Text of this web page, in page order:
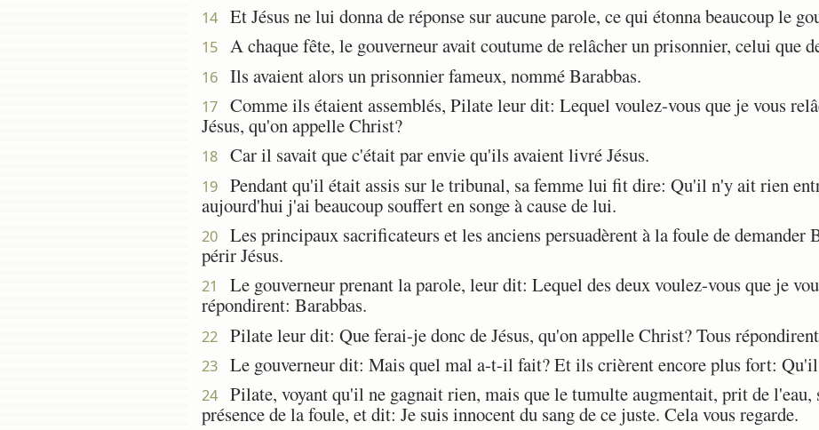
14 Et Jésus ne lui donna de réponse sur aucune parole, ce qui étonna beaucoup le
15 A chaque fête, le gouverneur avait coutume de relâcher un prisonnier, celui que
16 Ils avaient alors un prisonnier fameux, nommé Barabbas.
17
Comme ils étaient assemblés, Pilate leur dit: Lequel voulez-vous que je vous
Jésus, qu'on appelle Christ?
18 Car il savait que c'était par envie qu'ils avaient livré Jésus.
19
Pendant qu'il était assis sur le tribunal, sa femme lui fit dire: Qu'il n'y ait rien
aujourd'hui j'ai beaucoup souffert en songe à cause de lui.
20
Les principaux sacrificateurs et les anciens persuadèrent à la foule de demander
périr Jésus.
21
Le gouverneur prenant la parole, leur dit: Lequel des deux voulez-vous que je
répondirent: Barabbas.
22 Pilate leur dit: Que ferai-je donc de Jésus, qu'on appelle Christ? Tous
23 Le gouverneur dit: Mais quel mal a-t-il fait? Et ils crièrent encore plus fort:
24
Pilate, voyant qu'il ne gagnait rien, mais que le tumulte augmentait, prit de l'eau,
présence de la foule, et dit: Je suis innocent du sang de ce juste. Cela vous regarde.